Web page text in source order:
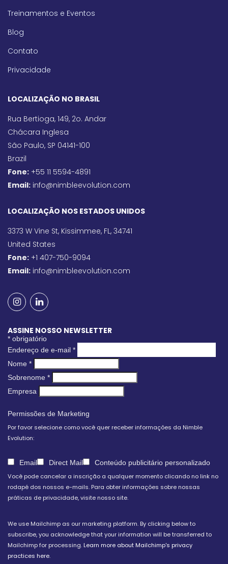
Treinamentos e Eventos
Blog
Contato
Privacidade
LOCALIZAÇÃO NO BRASIL
Rua Bertioga, 149, 2o. Andar
Chácara Inglesa
São Paulo, SP 04141-100
Brazil
Fone: +55 11 5594-4891
Email: info@nimbleevolution.com
LOCALIZAÇÃO NOS ESTADOS UNIDOS
3373 W Vine St, Kissimmee, FL, 34741
United States
Fone: +1 407-750-9094
Email: info@nimbleevolution.com
ASSINE NOSSO NEWSLETTER
* obrigatório
Endereço de e-mail *
Nome *
Sobrenome *
Empresa
Permissões de Marketing
Por favor selecione como você quer receber informações da Nimble
Evolution:
Email Direct Mail
Conteúdo publicitário personalizado
Você pode cancelar a inscrição a qualquer momento clicando no link no
rodapé dos nossos e-mails. Para obter informações sobre nossas
práticas de privacidade, visite nosso site.
We use Mailchimp as our marketing platform. By clicking below to
subscribe, you acknowledge that your information will be transferred to
Mailchimp for processing.Learn more about Mailchimp's privacy
practices here.